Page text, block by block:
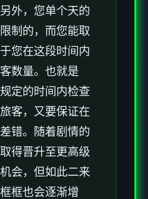
外，您单个天的
制的，而您能取
您在这段时间内
数量。也就是
定的时间内检查
客，又要保证在
错。随着剧情的
得晋升至更高级
会，但如此二来
框也会逐渐增